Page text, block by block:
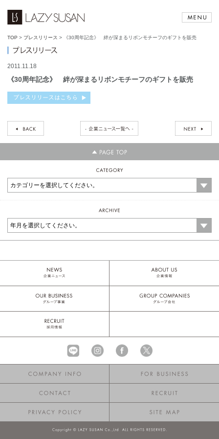
TOP > プレスリリース > 《30周年記念》 絆が深まるリボンモチーフのギフトを販売
2011.11.18
《30周年記念》 絆が深まるリボンモチーフのギフトを販売